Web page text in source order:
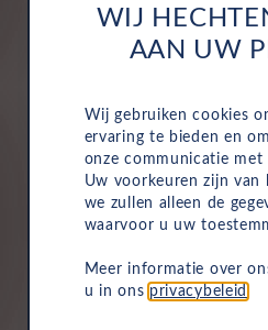
0 maanden abonnement op
verbinding en Android draadloze
Wegenbelasting
Motorrijtuigenbelasting is
maandelijkse kosten, dus je
betalen.
WIJ
AAN UW
Wij gebruiken cookies
ervaring te bieden en
onze communicatie
Uw voorkeuren zijn van
we zullen alleen de
waarvoor u uw
Meer informatie over
u in ons privacybeleid